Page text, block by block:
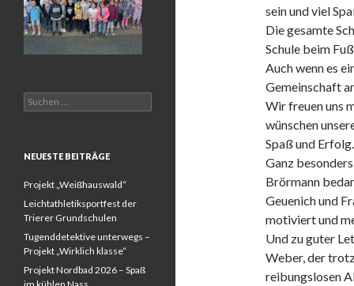
sein und viel
Die gesamte
Schule beim
Auch wenn es
Gemeinschaft
Wir freuen uns
wünschen
Spaß und Erfolg.
Ganz
Brörmann
Geuenich und
motiviert und
Und zu guter
Weber, der
reibungslosen
Suchen
nach:
NEUESTE BEITRÄGE
Projekt „Weißhauswald“
Leichtathletiksportfest der
Trierer Grundschulen
Tugenddetektive unterwegs –
Projekt „Wirklich klasse“
Projekt Nordbad 2026 – Spaß